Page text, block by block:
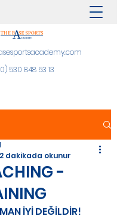
530 848 53 13
-
2 dakikada okunur
İYİ DEĞİLDİR!